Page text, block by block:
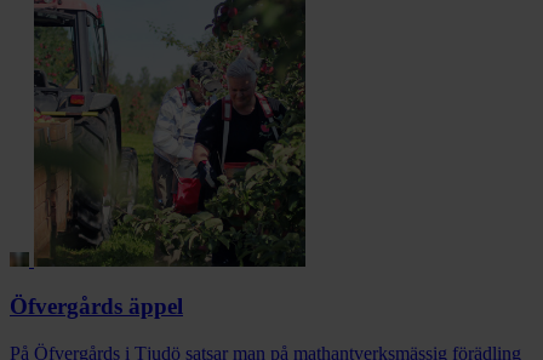
Öfvergårds äppel
På Öfvergårds i Tjudö satsar man på mathantverksmässig förädling